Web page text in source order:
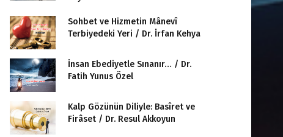
Sohbet ve Hizmetin Mânevî
Terbiyedeki Yeri / Dr. İrfan Kehya
İnsan Ebediyetle Sınanır… / Dr.
Fatih Yunus Özel
Kalp Gözünün Diliyle: Basîret ve
Firâset / Dr. Resul Akkoyun